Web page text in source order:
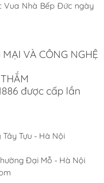
Vua Nhà Bếp Đức ngày
Vua Nhà Bếp Đức ngày
Vua Nhà Bếp Đức ngày
VÀ CÔNG NGHỆ
được cấp lần
Tựu - Hà Nội
Đại Mỗ - Hà Nội